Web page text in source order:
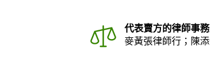
代表賣方的律師事
麥黃張律師行；陳